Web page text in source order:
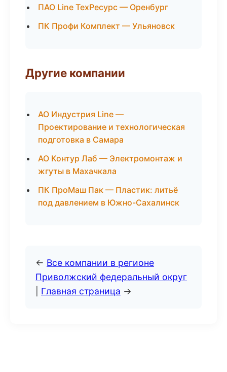
ПАО Line ТехРесурс — Оренбург
ПК Профи Комплект — Ульяновск
Другие компании
АО Индустрия Line —
Проектирование и технологическая
подготовка в Самара
АО Контур Лаб — Электромонтаж и
жгуты в Махачкала
ПК ПроМаш Пак — Пластик: литьё
под давлением в Южно-Сахалинск
← Все компании в регионе
Приволжский федеральный округ
Главная страница →